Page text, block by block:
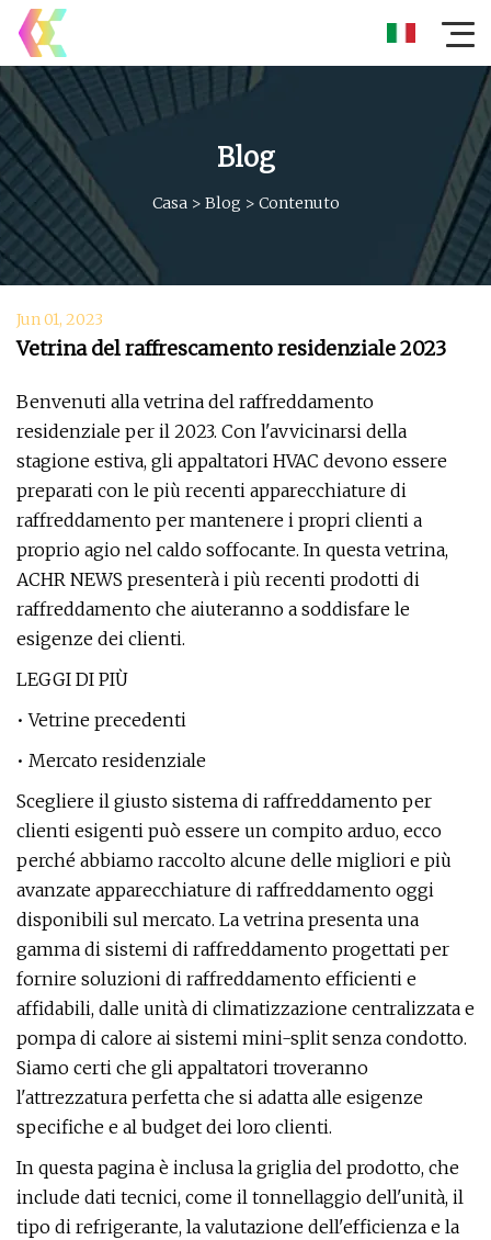
Blog
Casa > Blog > Contenuto
Jun 01, 2023
Vetrina del raffrescamento residenziale 2023
Benvenuti alla vetrina del raffreddamento
residenziale per il 2023. Con l'avvicinarsi della
stagione estiva, gli appaltatori HVAC devono essere
preparati con le più recenti apparecchiature di
raffreddamento per mantenere i propri clienti a
proprio agio nel caldo soffocante. In questa vetrina,
ACHR NEWS presenterà i più recenti prodotti di
raffreddamento che aiuteranno a soddisfare le
esigenze dei clienti.
LEGGI DI PIÙ
• Vetrine precedenti
• Mercato residenziale
Scegliere il giusto sistema di raffreddamento per
clienti esigenti può essere un compito arduo, ecco
perché abbiamo raccolto alcune delle migliori e più
avanzate apparecchiature di raffreddamento oggi
disponibili sul mercato. La vetrina presenta una
gamma di sistemi di raffreddamento progettati per
fornire soluzioni di raffreddamento efficienti e
affidabili, dalle unità di climatizzazione centralizzata e
pompa di calore ai sistemi mini-split senza condotto.
Siamo certi che gli appaltatori troveranno
l'attrezzatura perfetta che si adatta alle esigenze
specifiche e al budget dei loro clienti.
In questa pagina è inclusa la griglia del prodotto, che
include dati tecnici, come il tonnellaggio dell'unità, il
tipo di refrigerante, la valutazione dell'efficienza e la